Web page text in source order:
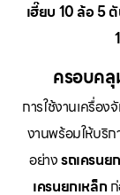
เฮี๊ยบ 10 ล้อ 5
ครอบค
การใช้งานเครื่อ
งานพร้อมให้บริก
อย่างรถเครนย
เครนยกเหล็กก่